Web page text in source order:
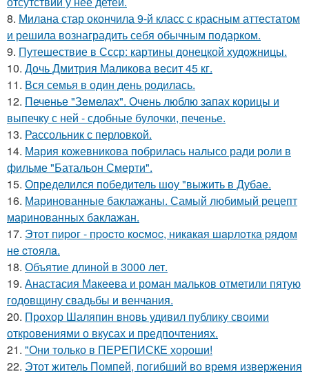
8. Милана стар окончила 9-й класс с красным аттестатом
и решила вознаградить себя обычным подарком.
9. Путешествие в Ссср: картины донецкой художницы.
10. Дочь Дмитрия Маликова весит 45 кг.
11. Вся семья в один день родилась.
12. Печенье "Земелах". Очень люблю запах корицы и
выпечку с ней - сдобные булочки, печенье.
13. Рассольник с перловкой.
14. Мария кожевникова побрилась налысо ради роли в
фильме "Батальон Смерти".
15. Определился победитель шоу "выжить в Дубае.
16. Маринованные баклажаны. Самый любимый рецепт
маринованных баклажан.
17. Этoт пиpoг - пpocтo кocмoc, никaкaя шapлoткa pядoм
не cтoялa.
18. Объятие длиной в 3000 лет.
19. Анастасия Макеева и роман мальков отметили пятую
годовщину свадьбы и венчания.
20. Прохор Шаляпин вновь удивил публику своими
откровениями о вкусах и предпочтениях.
21. "Они только в ПЕРЕПИСКЕ хороши!
22. Этот житель Помпей, погибший во время извержения